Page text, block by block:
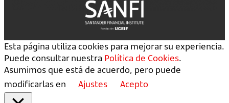
Esta página utiliza cookies para mejorar su experiencia.
Puede consultar nuestra Política de Cookies.
Asumimos que está de acuerdo, pero puede
modificarlas en
Ajustes Acepto